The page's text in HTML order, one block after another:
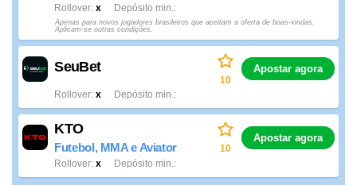
x
Rollover Depósito min.
Apenas para novos jogadores brasileiros que aceitam a oferta de boas-vindas.
Aplicam-se outras condições.
SeuBet
x
Rollover Depósito min.
10
Apostar agora
KTO
Futebol, MMA e Aviator
x
Rollover Depósito min.
10
Apostar agora